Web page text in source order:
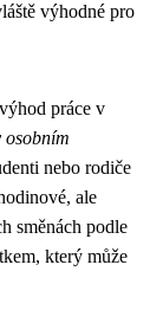
výhodné pro
práce v
osobním
nebo rodiče
ale
směnách podle
který může